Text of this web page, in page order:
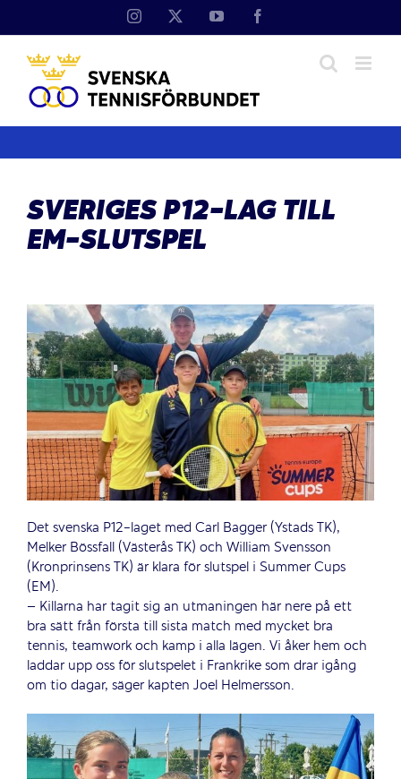
Instagram YouTube
SVERIGES P12-LAG TILL
EM-SLUTSPEL
Det svenska P12-laget med Carl Bagger (Ystads TK),
Melker Bössfall (Västerås TK) och William Svensson
(Kronprinsens TK) är klara för slutspel i Summer Cups
(EM).
– Killarna har tagit sig an utmaningen här nere på ett
bra sätt från första till sista match med mycket bra
tennis, teamwork och kamp i alla lägen. Vi åker hem och
laddar upp oss för slutspelet i Frankrike som drar igång
om tio dagar, säger kapten Joel Helmersson.